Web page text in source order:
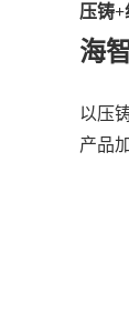
压铸
海
以压
产品